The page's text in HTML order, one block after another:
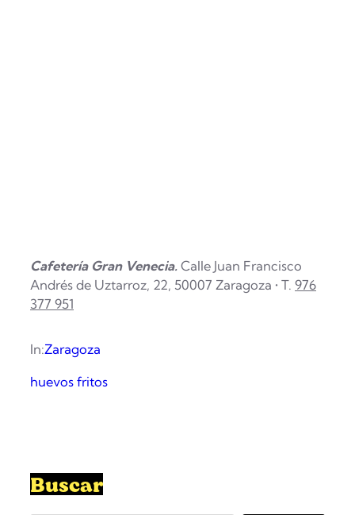
Cafetería Gran Venecia. Calle Juan Francisco
Andrés de Uztarroz, 22, 50007 Zaragoza • T. 976
377 951
In:Zaragoza
huevos fritos
Buscar